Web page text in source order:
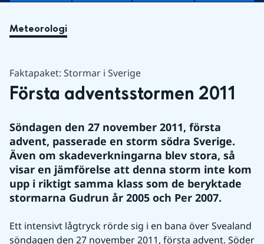
Meteorologi
Faktapaket: Stormar i Sverige
Första adventsstormen 2011
Söndagen den 27 november 2011, första
advent, passerade en storm södra Sverige.
Även om skadeverkningarna blev stora, så
visar en jämförelse att denna storm inte kom
upp i riktigt samma klass som de beryktade
stormarna Gudrun år 2005 och Per 2007.
Ett intensivt lågtryck rörde sig i en bana över Svealand
söndagen den 27 november 2011, första advent. Söder